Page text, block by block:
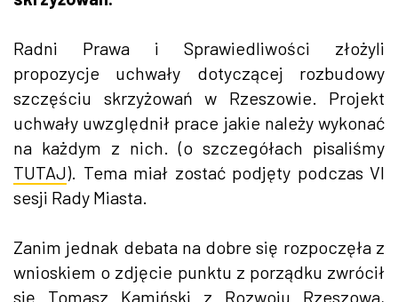
Radni Prawa i Sprawiedliwości złożyli
propozycje uchwały dotyczącej rozbudowy
szczęściu skrzyżowań w Rzeszowie. Projekt
uchwały uwzględnił prace jakie należy wykonać
na każdym z nich. (o szczegółach pisaliśmy
TUTAJ). Tema miał zostać podjęty podczas VI
sesji Rady Miasta.
Zanim jednak debata na dobre się rozpoczęła z
wnioskiem o zdjęcie punktu z porządku zwrócił
się Tomasz Kamiński z Rozwoju Rzeszowa,